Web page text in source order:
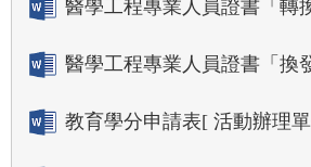
醫學工程專業人員證書「轉
醫學工程專業人員證書「換
教育學分申請表[ 活動辦理